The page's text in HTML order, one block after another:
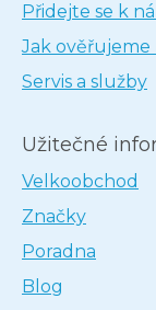
Přidejte se k
Jak ověřujeme
Servis a služby
Užitečné
Velkoobchod
Značky
Poradna
Blog